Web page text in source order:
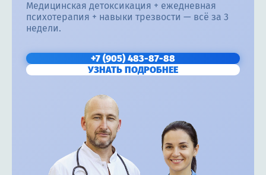
Медицинская детоксикация + ежедневная
психотерапия + навыки трезвости — всё за 3
недели.
+7 (905) 483-87-88
УЗНАТЬ ПОДРОБНЕЕ